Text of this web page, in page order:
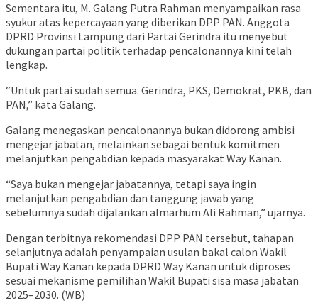
Sementara itu, M. Galang Putra Rahman menyampaikan rasa
syukur atas kepercayaan yang diberikan DPP PAN. Anggota
DPRD Provinsi Lampung dari Partai Gerindra itu menyebut
dukungan partai politik terhadap pencalonannya kini telah
lengkap.
“Untuk partai sudah semua. Gerindra, PKS, Demokrat, PKB, dan
PAN,” kata Galang.
Galang menegaskan pencalonannya bukan didorong ambisi
mengejar jabatan, melainkan sebagai bentuk komitmen
melanjutkan pengabdian kepada masyarakat Way Kanan.
“Saya bukan mengejar jabatannya, tetapi saya ingin
melanjutkan pengabdian dan tanggung jawab yang
sebelumnya sudah dijalankan almarhum Ali Rahman,” ujarnya.
Dengan terbitnya rekomendasi DPP PAN tersebut, tahapan
selanjutnya adalah penyampaian usulan bakal calon Wakil
Bupati Way Kanan kepada DPRD Way Kanan untuk diproses
sesuai mekanisme pemilihan Wakil Bupati sisa masa jabatan
2025–2030. (WB)